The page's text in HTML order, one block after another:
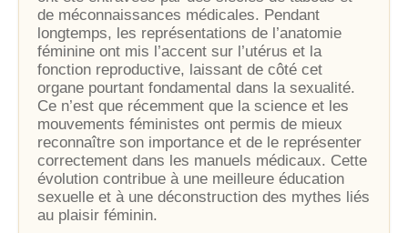
de méconnaissances médicales. Pendant
longtemps, les représentations de l’anatomie
féminine ont mis l’accent sur l’utérus et la
fonction reproductive, laissant de côté cet
organe pourtant fondamental dans la sexualité.
Ce n’est que récemment que la science et les
mouvements féministes ont permis de mieux
reconnaître son importance et de le représenter
correctement dans les manuels médicaux. Cette
évolution contribue à une meilleure éducation
sexuelle et à une déconstruction des mythes liés
au plaisir féminin.